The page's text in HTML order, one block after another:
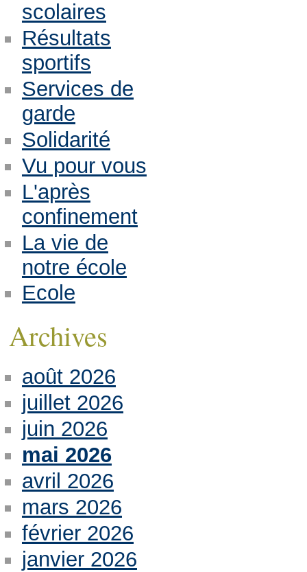
scolaires
Résultats
sportifs
Services de
garde
Solidarité
Vu pour vous
L'après
confinement
La vie de
notre école
Ecole
Archives
août 2026
juillet 2026
juin 2026
mai 2026
avril 2026
mars 2026
février 2026
janvier 2026